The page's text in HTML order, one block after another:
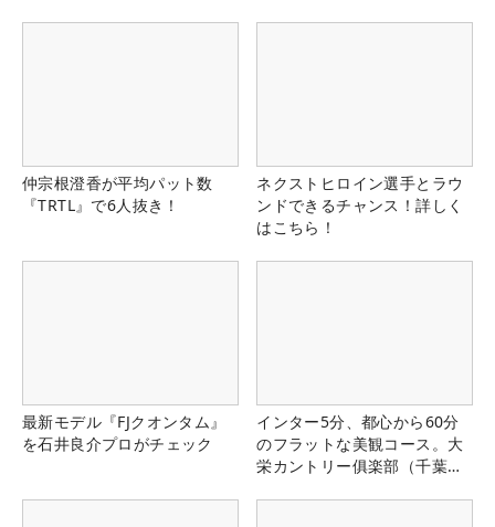
仲宗根澄香が平均パット数
『TRTL』で6人抜き！
ネクストヒロイン選手とラウ
ンドできるチャンス！詳しく
はこちら！
最新モデル『FJクオンタム』
を石井良介プロがチェック
インター5分、都心から60分
のフラットな美観コース。大
栄カントリー俱楽部（千葉